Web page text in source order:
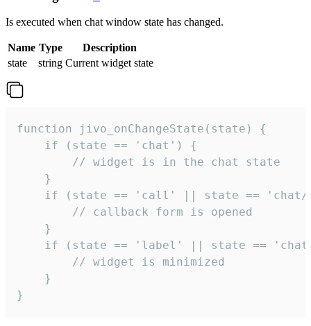
Is executed when chat window state has changed.
Name Type
Description
state
string Current widget state
function jivo_onChangeState(state) {
    if (state == 'chat') {
        // widget is in the chat state
    }
if (state == 'call' || state ==
        // callback form is opened
    }
if (state == 'label' || state ==
        // widget is minimized
    }
}